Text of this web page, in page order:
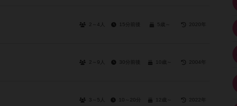
2～4人 15分前後 5歳～ 2020年
2～9人 30分前後 10歳～ 2004年
3～5人 10～20分 12歳～ 2022年